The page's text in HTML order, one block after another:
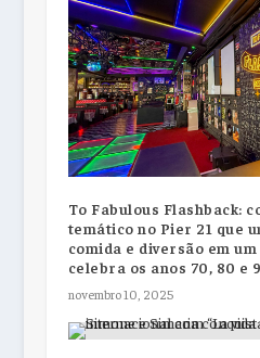
To Fabulous Flashback:
temático no Pier 21 que
comida e diversão em
celebra os anos 70, 80 e
novembro 10, 2025